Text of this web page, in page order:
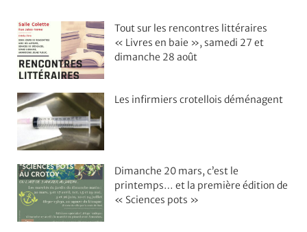
Tout sur les rencontres littéraires
« Livres en baie », samedi 27 et
dimanche 28 août
Les infirmiers crotellois déménagent
Dimanche 20 mars, c’est le
printemps… et la première édition de
« Sciences pots »